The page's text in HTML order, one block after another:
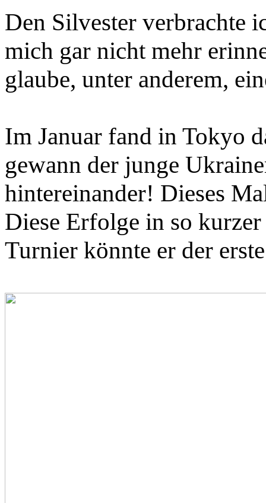
Den Silvester verbrachte
mich gar nicht mehr
glaube, unter anderem,
Im Januar fand in Tokyo
gewann der junge
hintereinander! Dieses
Diese Erfolge in so
Turnier könnte er der